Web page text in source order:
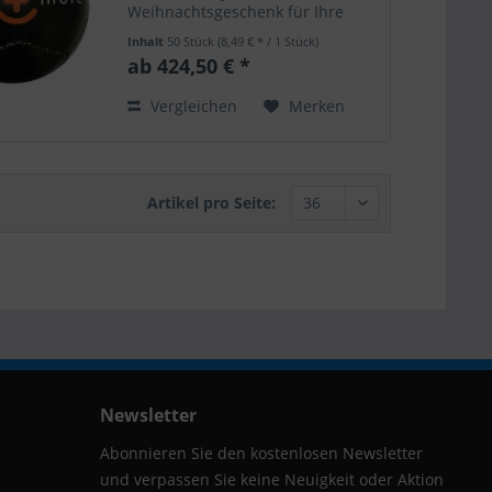
Weihnachtsgeschenk für Ihre
Wählen Sie ein Fußballdesign,
individualisiert mit Ihrem Logo
aus...
Inhalt 50 Stück(8,49 € * / 1 Stück)
ab 424,50 € *
Vergleichen Merken
Artikel pro Seite:
Newsletter
Abonnieren Sie den kostenlosen Newsletter
und verpassen Sie keine Neuigkeit oder Aktion